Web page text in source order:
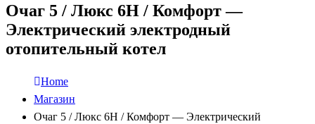
Очаг 5 / Люкс 6Н / Комфорт —
Электрический электродный
отопительный котел
Home
Магазин
Очаг 5 / Люкс 6Н / Комфорт — Электрический